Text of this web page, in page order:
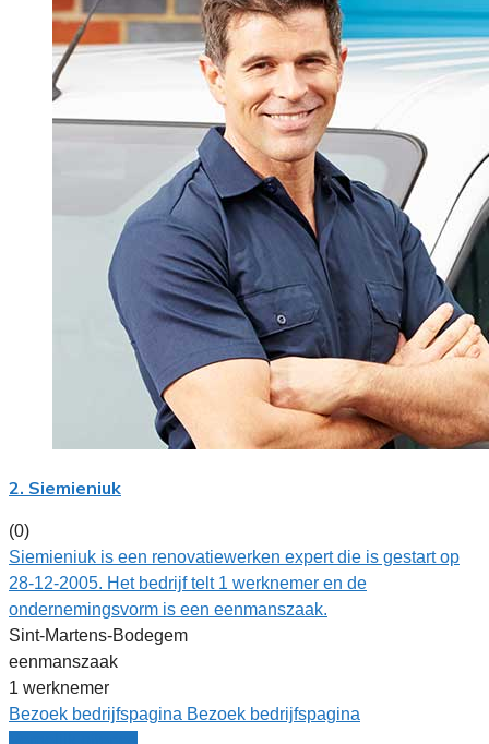
2. Siemieniuk
(0)
Siemieniuk is een renovatiewerken expert die is gestart op
28-12-2005. Het bedrijf telt 1 werknemer en de
ondernemingsvorm is een eenmanszaak.
Sint-Martens-Bodegem
eenmanszaak
1 werknemer
Bezoek bedrijfspagina Bezoek bedrijfspagina